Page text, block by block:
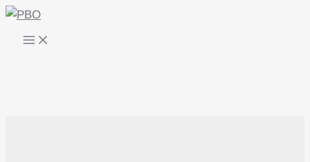
Zum
Inhalt